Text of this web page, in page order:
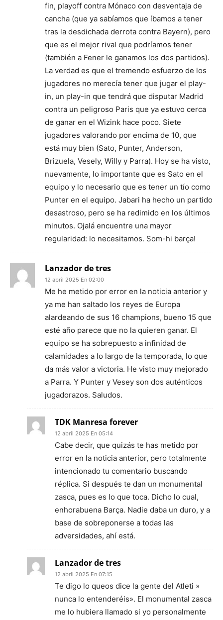
fin, playoff contra Mónaco con desventaja de
cancha (que ya sabíamos que íbamos a tener
tras la desdichada derrota contra Bayern), pero
que es el mejor rival que podríamos tener
(también a Fener le ganamos los dos partidos).
La verdad es que el tremendo esfuerzo de los
jugadores no merecía tener que jugar el play-
in, un play-in que tendrá que disputar Madrid
contra un peligroso Paris que ya estuvo cerca
de ganar en el Wizink hace poco. Siete
jugadores valorando por encima de 10, que
está muy bien (Sato, Punter, Anderson,
Brizuela, Vesely, Willy y Parra). Hoy se ha visto,
nuevamente, lo importante que es Sato en el
equipo y lo necesario que es tener un tío como
Punter en el equipo. Jabari ha hecho un partido
desastroso, pero se ha redimido en los últimos
minutos. Ojalá encuentre una mayor
regularidad: lo necesitamos. Som-hi barça!
Lanzador de tres
12 abril 2025 En 02:00
Me he metido por error en la noticia anterior y
ya me han saltado los reyes de Europa
alardeando de sus 16 champions, bueno 15 que
esté año parece que no la quieren ganar. El
equipo se ha sobrepuesto a infinidad de
calamidades a lo largo de la temporada, lo que
da más valor a victoria. He visto muy mejorado
a Parra. Y Punter y Vesey son dos auténticos
jugadorazos. Saludos.
TDK Manresa forever
12 abril 2025 En 05:14
Cabe decir, que quizás te has metido por
error en la noticia anterior, pero totalmente
intencionado tu comentario buscando
réplica. Si después te dan un monumental
zasca, pues es lo que toca. Dicho lo cual,
enhorabuena Barça. Nadie daba un duro, y a
base de sobreponerse a todas las
adversidades, ahí está.
Lanzador de tres
12 abril 2025 En 07:15
Te digo lo queos dice la gente del Atleti »
nunca lo entenderéis». El monumental zasca
me lo hubiera llamado si yo personalmente